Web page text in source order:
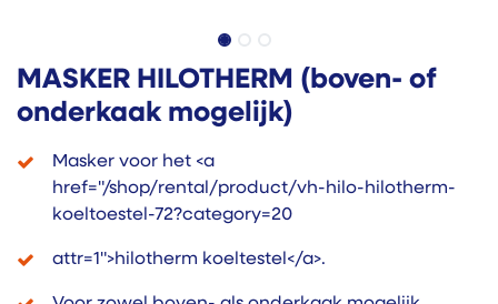
MASKER HILOTHERM (boven- of
onderkaak mogelijk)
Masker voor het <a
href="/shop/rental/product/vh-hilo-hilotherm-
koeltoestel-72?category=20
attr=1">hilotherm koeltestel</a>.